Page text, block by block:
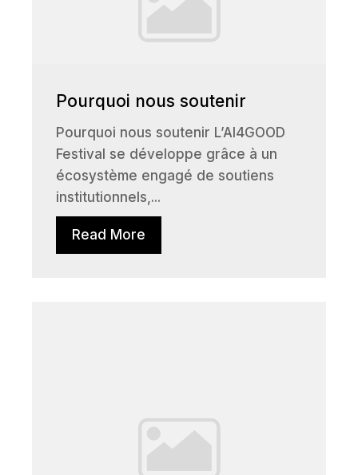
Pourquoi nous soutenir
Pourquoi nous soutenir L’AI4GOOD
Festival se développe grâce à un
écosystème engagé de soutiens
institutionnels,...
Read More